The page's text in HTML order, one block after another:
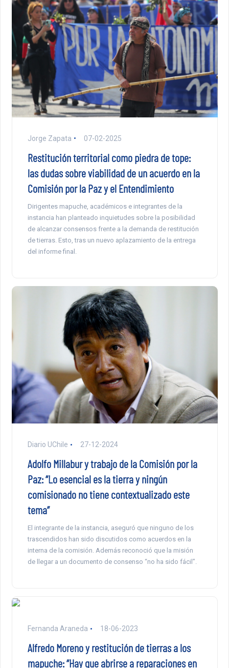
Jorge Zapata 07-02-2025
Restitución territorial como piedra de tope:
las dudas sobre viabilidad de un acuerdo en la
Comisión por la Paz y el Entendimiento
Dirigentes mapuche, académicos e integrantes de la
instancia han planteado inquietudes sobre la posibilidad
de alcanzar consensos frente a la demanda de restitución
de tierras. Esto, tras un nuevo aplazamiento de la entrega
del informe final.
Diario UChile 27-12-2024
Adolfo Millabur y trabajo de la Comisión por la
Paz: “Lo esencial es la tierra y ningún
comisionado no tiene contextualizado este
tema”
El integrante de la instancia, aseguró que ninguno de los
trascendidos han sido discutidos como acuerdos en la
interna de la comisión. Además reconoció que la misión
de llegar a un documento de consenso “no ha sido fácil”.
Fernanda Araneda 18-06-2023
Alfredo Moreno y restitución de tierras a los
mapuche: “Hay que abrirse a reparaciones en